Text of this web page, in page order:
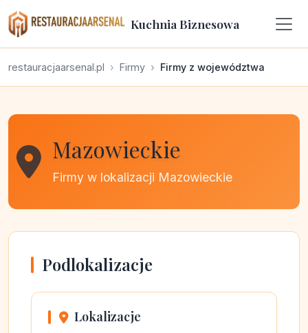
Kuchnia Biznesowa
restauracjaarsenal.pl Firmy Firmy z województwa
Mazowieckie
Firmy w lokalizacji Mazowieckie
Podlokalizacje
Lokalizacje